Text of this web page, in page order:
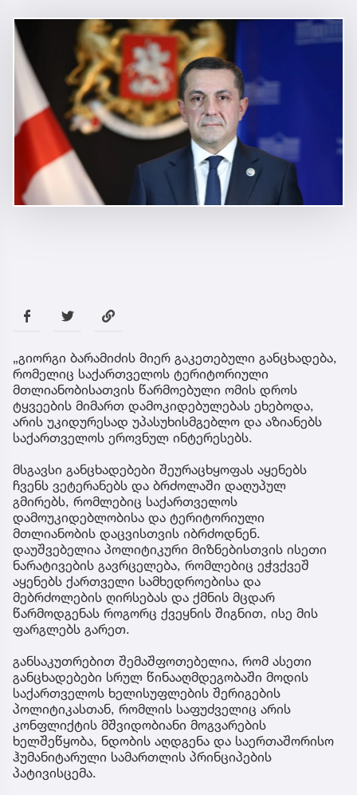
„გიორგი ბარამიძის მიერ გაკეთებული განცხადება,
რომელიც საქართველოს ტერიტორიული
მთლიანობისათვის წარმოებული ომის დროს
ტყვეების მიმართ დამოკიდებულებას ეხებოდა,
არის უკიდურესად უპასუხისმგებლო და აზიანებს
საქართველოს ეროვნულ ინტერესებს.
მსგავსი განცხადებები შეურაცხყოფას აყენებს
ჩვენს ვეტერანებს და ბრძოლაში დაღუპულ
გმირებს, რომლებიც საქართველოს
დამოუკიდებლობისა და ტერიტორიული
მთლიანობის დაცვისთვის იბრძოდნენ.
დაუშვებელია პოლიტიკური მიზნებისთვის ისეთი
ნარატივების გავრცელება, რომლებიც ეჭვქვეშ
აყენებს ქართველი სამხედროებისა და
მებრძოლების ღირსებას და ქმნის მცდარ
წარმოდგენას როგორც ქვეყნის შიგნით, ისე მის
ფარგლებს გარეთ.
განსაკუთრებით შემაშფოთებელია, რომ ასეთი
განცხადებები სრულ წინააღმდეგობაში მოდის
საქართველოს ხელისუფლების შერიგების
პოლიტიკასთან, რომლის საფუძველიც არის
კონფლიქტის მშვიდობიანი მოგვარების
ხელშეწყობა, ნდობის აღდგენა და საერთაშორისო
ჰუმანიტარული სამართლის პრინციპების
პატივისცემა.